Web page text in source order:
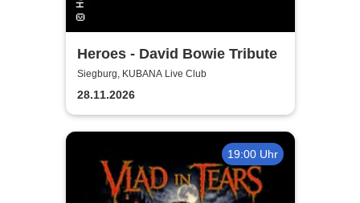
Heroes - David Bowie Tribute
Siegburg, KUBANA Live Club
28.11.2026
19:00 Uhr